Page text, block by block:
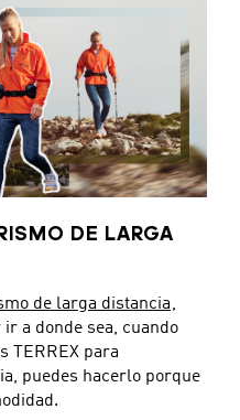
DE LARGA
de larga distancia,
a donde sea, cuando
TERREX para
puedes hacerlo porque